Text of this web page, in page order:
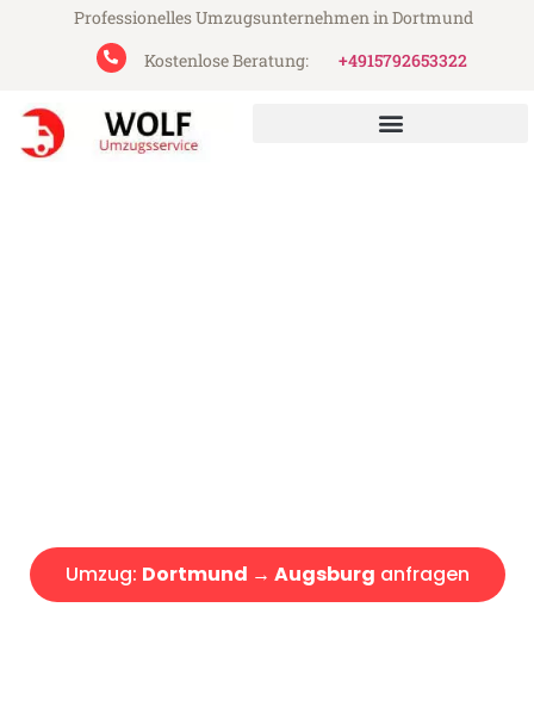
Professionelles Umzugsunternehmen in Dortmund
Kostenlose Beratung:
+4915792653322
Umzug: Dortmund → Augsburg anfragen